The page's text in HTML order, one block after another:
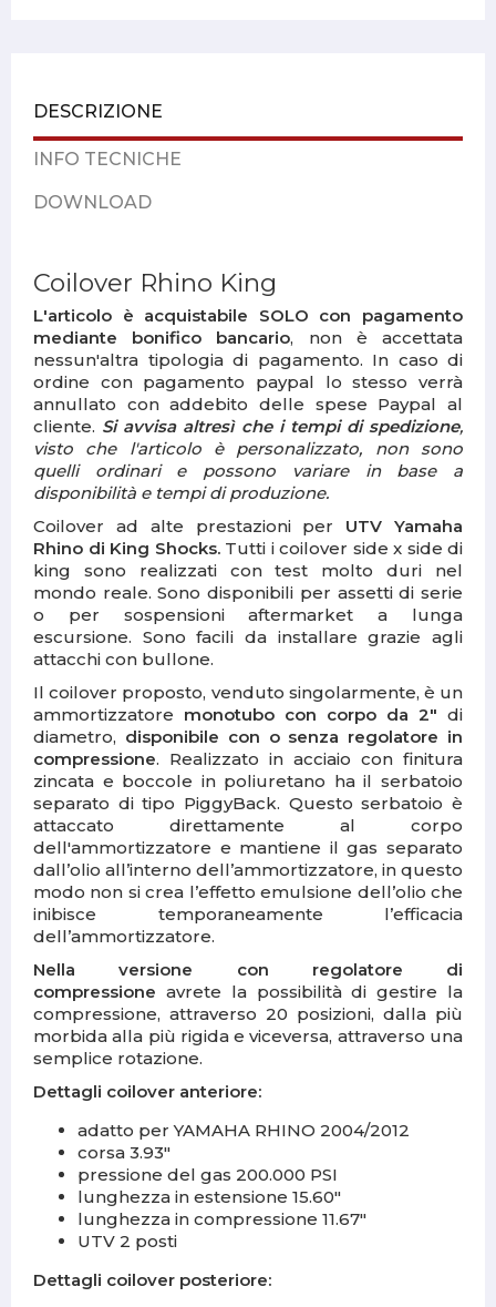
DESCRIZIONE
INFO TECNICHE
DOWNLOAD
Coilover Rhino King
L'articolo è acquistabile SOLO con pagamento
mediante bonifico bancario, non è accettata
nessun'altra tipologia di pagamento. In caso di
ordine con pagamento paypal lo stesso verrà
annullato con addebito delle spese Paypal al
cliente. Si avvisa altresì che i tempi di spedizione,
visto che l'articolo è personalizzato, non sono
quelli ordinari e possono variare in base a
disponibilità e tempi di produzione.
Coilover ad alte prestazioni per UTV Yamaha
Rhino di King Shocks.Tutti i coilover side x side di
king sono realizzati con test molto duri nel
mondo reale. Sono disponibili per assetti di serie
o per sospensioni aftermarket a lunga
escursione. Sono facili da installare grazie agli
attacchi con bullone.
Il coilover proposto, venduto singolarmente, è un
ammortizzatore monotubo con corpo da 2" di
diametro, disponibile con o senza regolatore in
compressione. Realizzato in acciaio con finitura
zincata e boccole in poliuretano ha il serbatoio
separato di tipo PiggyBack. Questo serbatoio è
attaccato direttamente al corpo
dell'ammortizzatore e mantiene il gas separato
dall’olio all’interno dell’ammortizzatore, in questo
modo non si crea l’effetto emulsione dell’olio che
inibisce temporaneamente l’efficacia
dell’ammortizzatore.
Nella versione con regolatore di
compressione avrete la possibilità di gestire la
compressione, attraverso 20 posizioni, dalla più
morbida alla più rigida e viceversa, attraverso una
semplice rotazione.
Dettagli coilover anteriore:
adatto per YAMAHA RHINO 2004/2012
corsa 3.93"
pressione del gas 200.000 PSI
lunghezza in estensione 15.60"
lunghezza in compressione 11.67"
UTV 2 posti
Dettagli coilover posteriore: